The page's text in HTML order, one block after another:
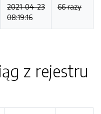
2021-04-23
08:19:16
66 razy
z rejestru